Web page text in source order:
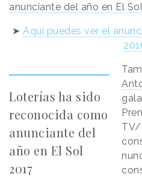
anunciante del año en El Sol
➤ Aquí puedes ver el
Loterías ha sido
reconocida como
anunciante del
año en El Sol
2017
TV/